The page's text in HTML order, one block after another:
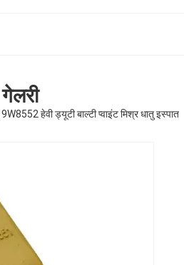
गेलरी
हेवी ड्यूटी बाल्टी प्वाइंट मिश्र धातु इस्पात